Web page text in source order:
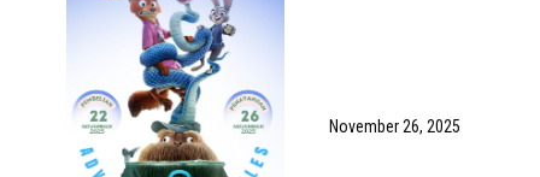
November 26, 2025